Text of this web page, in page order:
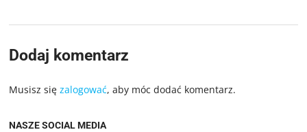
Dodaj komentarz
Musisz sięzalogować, aby móc dodać komentarz.
NASZE SOCIAL MEDIA